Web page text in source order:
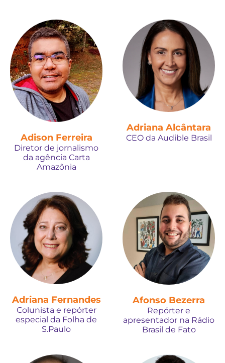
Adison Ferreira
Diretor de jornalismo
da agência Carta
Amazônia
Adriana Alcântara
CEO da Audible Brasil
Adriana Fernandes
Colunista e repórter
especial da Folha de
S.Paulo
Afonso Bezerra
Repórter e
apresentador na Rádio
Brasil de Fato